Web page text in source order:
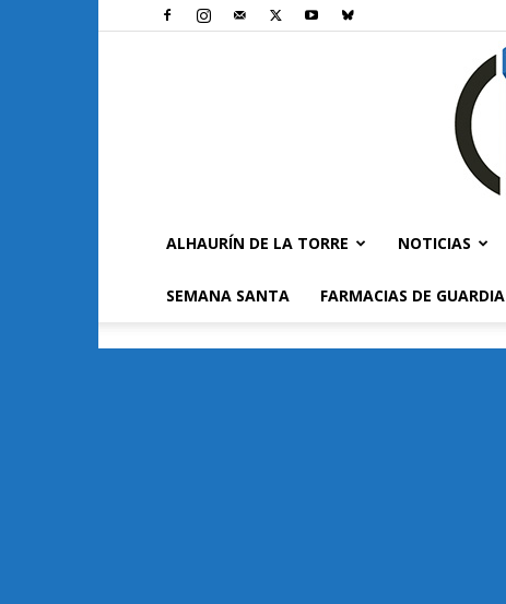
ALHAURÍN DE LA TORRE NOTICIAS
SEMANA SANTA FARMACIAS DE GUARDIA